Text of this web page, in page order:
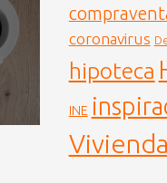
coronavirus
hipoteca
INE
Vivienda